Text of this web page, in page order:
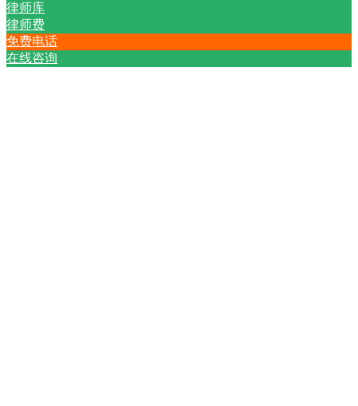
律师库
律师费
免费电话
在线咨询